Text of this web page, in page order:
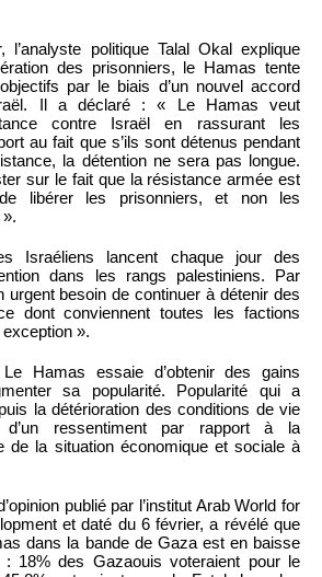
l’analyste politique Talal Okal explique
des prisonniers, le Hamas tente
objectifs par le biais d’un nouvel accord
Il a déclaré : « Le Hamas veut
contre Israël en rassurant les
au fait que s’ils sont détenus pendant
la détention ne sera pas longue.
sur le fait que la résistance armée est
libérer les prisonniers, et non les
Israéliens lancent chaque jour des
dans les rangs palestiniens. Par
urgent besoin de continuer à détenir des
dont conviennent toutes les factions
».
Hamas essaie d’obtenir des gains
sa popularité. Popularité qui a
la détérioration des conditions de vie
d’un ressentiment par rapport à la
de la situation économique et sociale à
publié par l’institut Arab World for
et daté du 6 février, a révélé que
dans la bande de Gaza est en baisse
18% des Gazaouis voteraient pour le